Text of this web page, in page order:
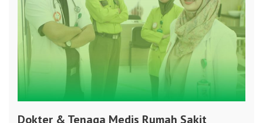
Dokter & Tenaga Medis Rumah Sakit